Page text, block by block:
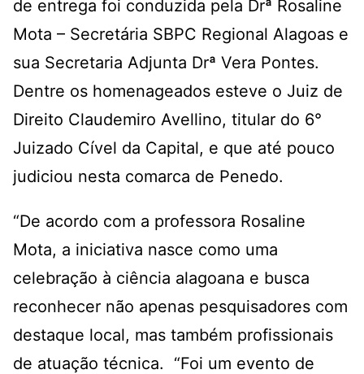
de entrega foi conduzida pela Drª Rosaline
Mota – Secretária SBPC Regional Alagoas e
sua Secretaria Adjunta Drª Vera Pontes.
Dentre os homenageados esteve o Juiz de
Direito Claudemiro Avellino, titular do 6°
Juizado Cível da Capital, e que até pouco
judiciou nesta comarca de Penedo.
“De acordo com a professora Rosaline
Mota, a iniciativa nasce como uma
celebração à ciência alagoana e busca
reconhecer não apenas pesquisadores com
destaque local, mas também profissionais
de atuação técnica. “Foi um evento de